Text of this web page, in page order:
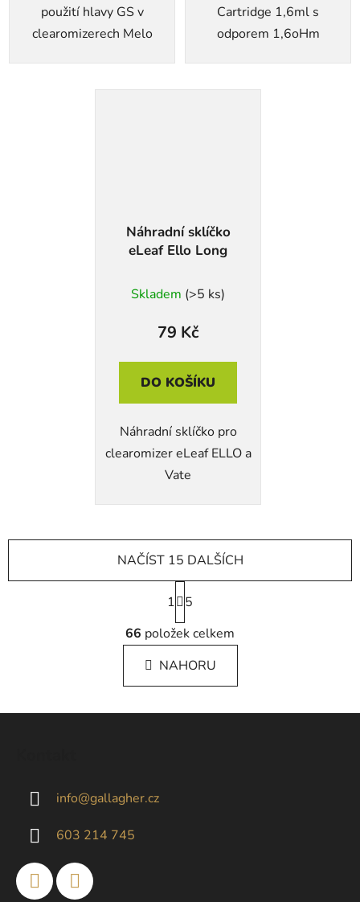
použití hlavy GS v
clearomizerech Melo
Cartridge 1,6ml s
odporem 1,6oHm
Náhradní sklíčko
eLeaf Ello Long
Skladem (>5 ks)
79 Kč
DO KOŠÍKU
Náhradní sklíčko pro
clearomizer eLeaf ELLO a
Vate
O
v
l
á
d
a
NAČÍST 15 DALŠÍCH
S
t
r
á
n
k
á
1
5
66 položek celkem
NAHORU
info@gallagher.cz
603 214 745